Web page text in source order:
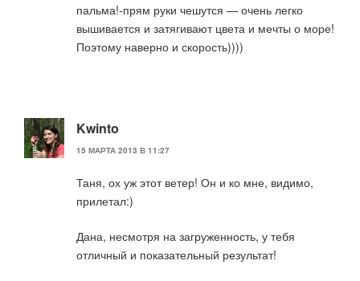
пальма!-прям руки чешутся — очень легко
вышивается и затягивают цвета и мечты о море!
Поэтому наверно и скорость))))
Kwinto
15 МАРТА 2013 В 11:27
Таня, ох уж этот ветер! Он и ко мне, видимо,
прилетал:)
Дана, несмотря на загруженность, у тебя
отличный и показательный результат!